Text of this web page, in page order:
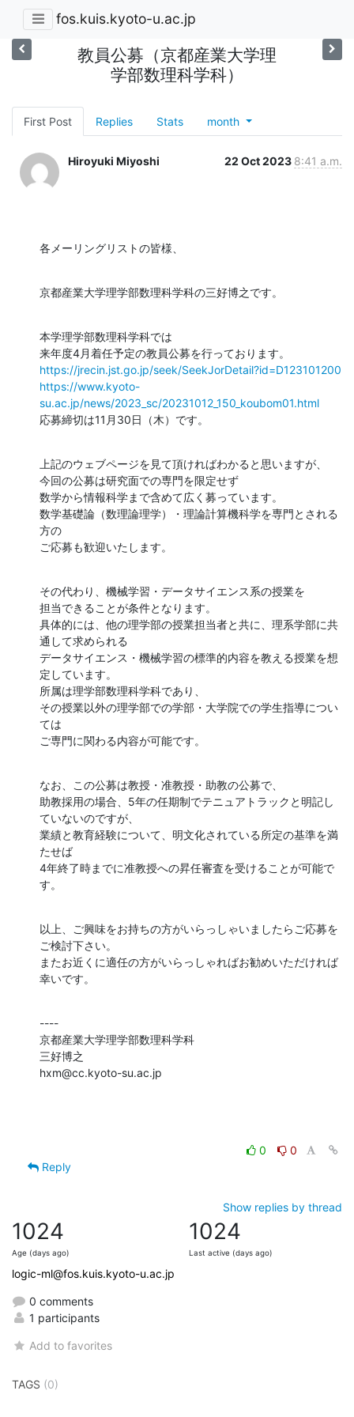
fos.kuis.kyoto-u.ac.jp
教員公募（京都産業大学理
学部数理科学科）
First Post Replies Stats month
Hiroyuki Miyoshi 22 Oct 2023 8:41 a.m.
各メーリングリストの皆様、
京都産業大学理学部数理科学科の三好博之です。
本学理学部数理科学科では
https://jrecin.jst.go.jp/seek/SeekJorDetail?id=D123101200
https://www.kyoto-
su.ac.jp/news/2023_sc/20231012_150_koubom01.html
応募締切は11月30日（木）です。
上記のウェブページを見て頂ければわかると思いますが、
今回の公募は研究面での専門を限定せず
数学から情報科学まで含めて広く募っています。
数学基礎論（数理論理学）・理論計算機科学を専門とされる
方の
ご応募も歓迎いたします。
その代わり、機械学習・データサイエンス系の授業を
担当できることが条件となります。
具体的には、他の理学部の授業担当者と共に、理系学部に共
通して求められる
データサイエンス・機械学習の標準的内容を教える授業を想
定しています。
所属は理学部数理科学科であり、
その授業以外の理学部での学部・大学院での学生指導につい
ては
ご専門に関わる内容が可能です。
なお、この公募は教授・准教授・助教の公募で、
助教採用の場合、5年の任期制でテニュアトラックと明記し
ていないのですが、
業績と教育経験について、明文化されている所定の基準を満
たせば
4年終了時までに准教授への昇任審査を受けることが可能で
す。
以上、ご興味をお持ちの方がいらっしゃいましたらご応募を
ご検討下さい。
またお近くに適任の方がいらっしゃればお勧めいただければ
幸いです。
----
京都産業大学理学部数理科学科
三好博之
hxm@cc.kyoto-su.ac.jp
0
0
Reply
Show replies by thread
1024
Age (days ago)
1024
Last active (days ago)
logic-ml@fos.kuis.kyoto-u.ac.jp
0 comments
1 participants
Add to favorites
TAGS (0)